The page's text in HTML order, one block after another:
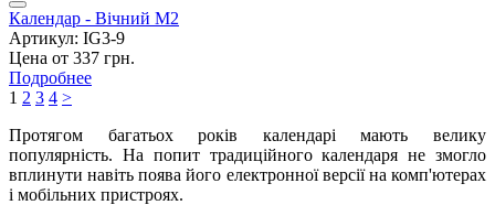
Календар - Вічний M2
Артикул: IG3-9
Цена от 337 грн.
Подробнее
1 2 3 4 >
Протягом багатьох років календарі мають велику
популярність. На попит традиційного календаря не змогло
вплинути навіть поява його електронної версії на комп'ютерах
і мобільних пристроях.